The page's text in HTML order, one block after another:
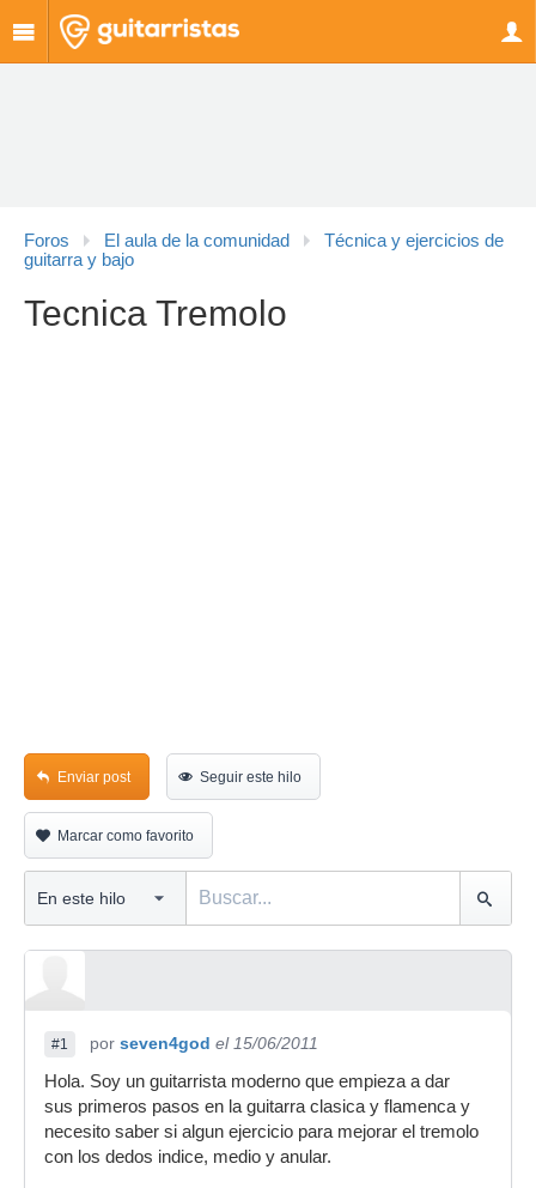
Foros El aula de la comunidad
Técnica y ejercicios de
guitarra y bajo
Tecnica Tremolo
Enviar post Seguir este hilo
Marcar como favorito
#1 por seven4god el 15/06/2011
Hola. Soy un guitarrista moderno que empieza a dar
sus primeros pasos en la guitarra clasica y flamenca y
necesito saber si algun ejercicio para mejorar el tremolo
con los dedos indice, medio y anular.